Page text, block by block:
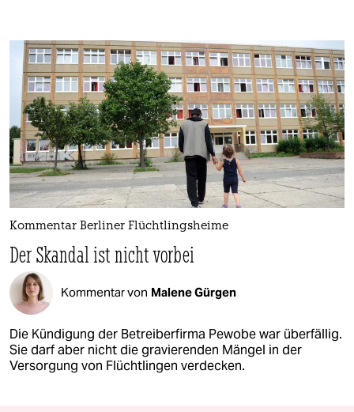
Kommentar Berliner Flüchtlingsheime
Der Skandal ist nicht vorbei
Kommentar von Malene Gürgen
Die Kündigung der Betreiberfirma Pewobe war überfällig.
Sie darf aber nicht die gravierenden Mängel in der
Versorgung von Flüchtlingen verdecken.